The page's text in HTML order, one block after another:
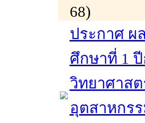
68)
ประกาศ ผ
ศึกษาที่ 1
วิทยาศาส
อุตสาหกร